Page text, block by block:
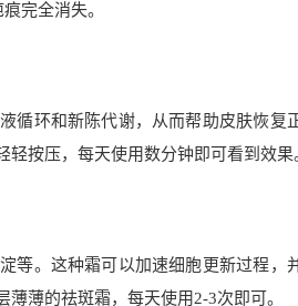
完全消失。
循环和新陈代谢，从而帮助皮肤恢复
按压，每天使用数分钟即可看到效果
等。这种霜可以加速细胞更新过程，
薄的祛斑霜，每天使用2-3次即可。